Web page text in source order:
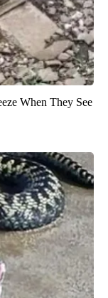
When They See